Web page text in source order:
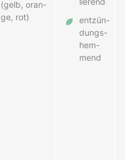
(gelb, o­ran­
ge, rot)
ent­zün­
dungs­
hem­
mend